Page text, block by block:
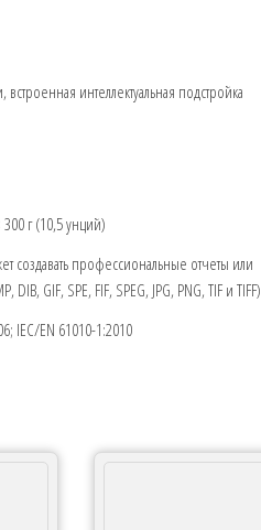
интеллектуальная подстройка
г (10,5 унций)
создавать профессиональные отчеты или
GIF, SPE, FIF, SPEG, JPG, PNG, TIF и TIFF)
IEC/EN 61010-1:2010